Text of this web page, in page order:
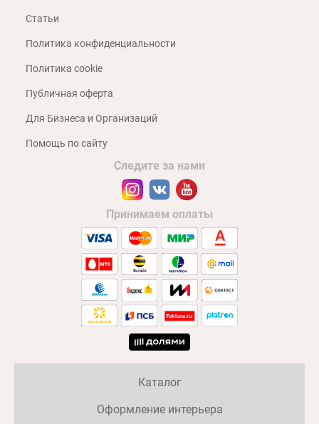
Статьи
Политика конфиденциальности
Политика cookie
Публичная оферта
Для Бизнеса и Организаций
Помощь по сайту
Следите за нами
Принимаем оплаты
Каталог
Оформление интерьера